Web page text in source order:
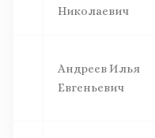
Николаевич
Андреев Илья
Евгеньевич